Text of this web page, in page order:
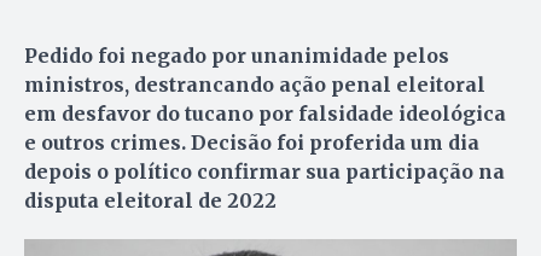
Pedido foi negado por unanimidade pelos
ministros, destrancando ação penal eleitoral
em desfavor do tucano por falsidade ideológica
e outros crimes. Decisão foi proferida um dia
depois o político confirmar sua participação na
disputa eleitoral de 2022